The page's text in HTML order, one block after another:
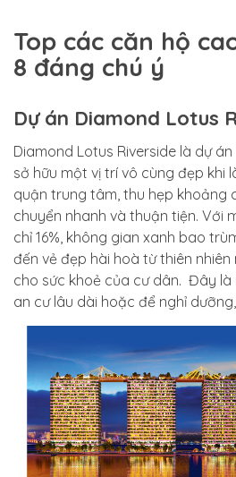
Top các căn hộ
8 đáng chú ý
Dự án Diamond Lotus
Diamond Lotus Riverside là dự
sở hữu một vị trí vô cùng đẹp khi
quận trung tâm, thu hẹp khoảng
chuyển nhanh và thuận tiện. Với
chỉ 16%, không gian xanh bao
đến vẻ đẹp hài hoà từ thiên
cho sức khoẻ của cư dân. Đây là
an cư lâu dài hoặc để nghỉ